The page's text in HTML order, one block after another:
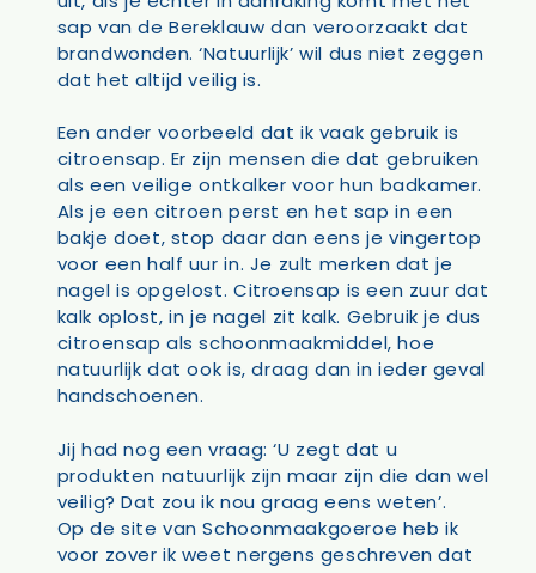
sap van de Bereklauw dan veroorzaakt dat
brandwonden. ‘Natuurlijk’ wil dus niet zeggen
dat het altijd veilig is.
Een ander voorbeeld dat ik vaak gebruik is
citroensap. Er zijn mensen die dat gebruiken
als een veilige ontkalker voor hun badkamer.
Als je een citroen perst en het sap in een
bakje doet, stop daar dan eens je vingertop
voor een half uur in. Je zult merken dat je
nagel is opgelost. Citroensap is een zuur dat
kalk oplost, in je nagel zit kalk. Gebruik je dus
citroensap als schoonmaakmiddel, hoe
natuurlijk dat ook is, draag dan in ieder geval
handschoenen.
Jij had nog een vraag: ‘U zegt dat u
produkten natuurlijk zijn maar zijn die dan wel
veilig? Dat zou ik nou graag eens weten’.
Op de site van Schoonmaakgoeroe heb ik
voor zover ik weet nergens geschreven dat